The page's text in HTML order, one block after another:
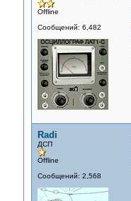
Offline
Сообщений: 6,482
Radi
ДСП
Offline
Сообщений: 2,568